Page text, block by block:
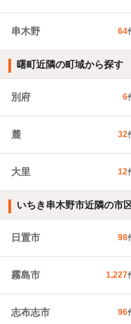
串木野 64
曙町近隣の町域から探す
別府 6
麓 32
大里 12
いちき串木野市近隣の市
日置市 98
霧島市 1,227
志布志市 96